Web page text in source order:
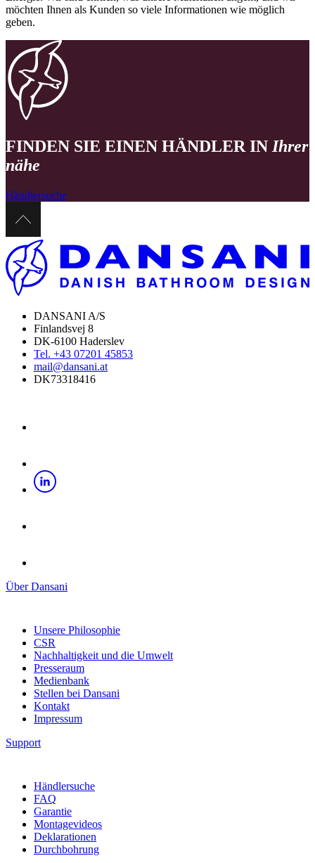
möchten Ihnen als Kunden so viele Informationen wie möglich
geben.
FINDEN SIE EINEN HÄNDLER IN Ihrer
nähe
Händlersuche
DANSANI A/S
Finlandsvej 8
DK-6100 Haderslev
Tel. +43 07201 45853
mail@dansani.at
DK73318416
Über Dansani
Unsere Philosophie
CSR
Nachhaltigkeit und die Umwelt
Presseraum
Medienbank
Stellen bei Dansani
Kontakt
Impressum
Support
Händlersuche
FAQ
Garantie
Montagevideos
Deklarationen
Durchbohrung